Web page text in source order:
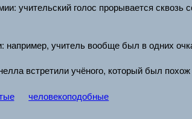
учительский голос прорывается
учитель вообще был в одних
встретили учёного, который был
человекоподобные